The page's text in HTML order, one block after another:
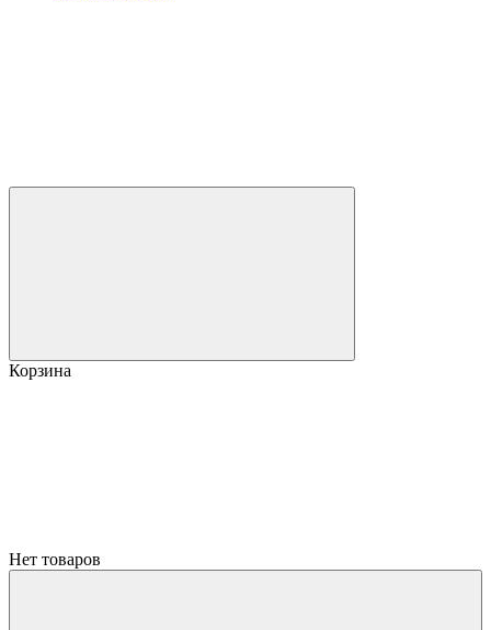
Корзина
Нет товаров